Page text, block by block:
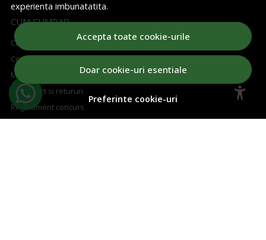
experienta imbunatatita.
Accepta toate cookie-urile
Doar cookie-uri esentiale
Preferinte cookie-uri
CUM CUMPAR
Cum cumpar
Cosul meu
Metode de plata
Transport si retururi
Regulament concurs